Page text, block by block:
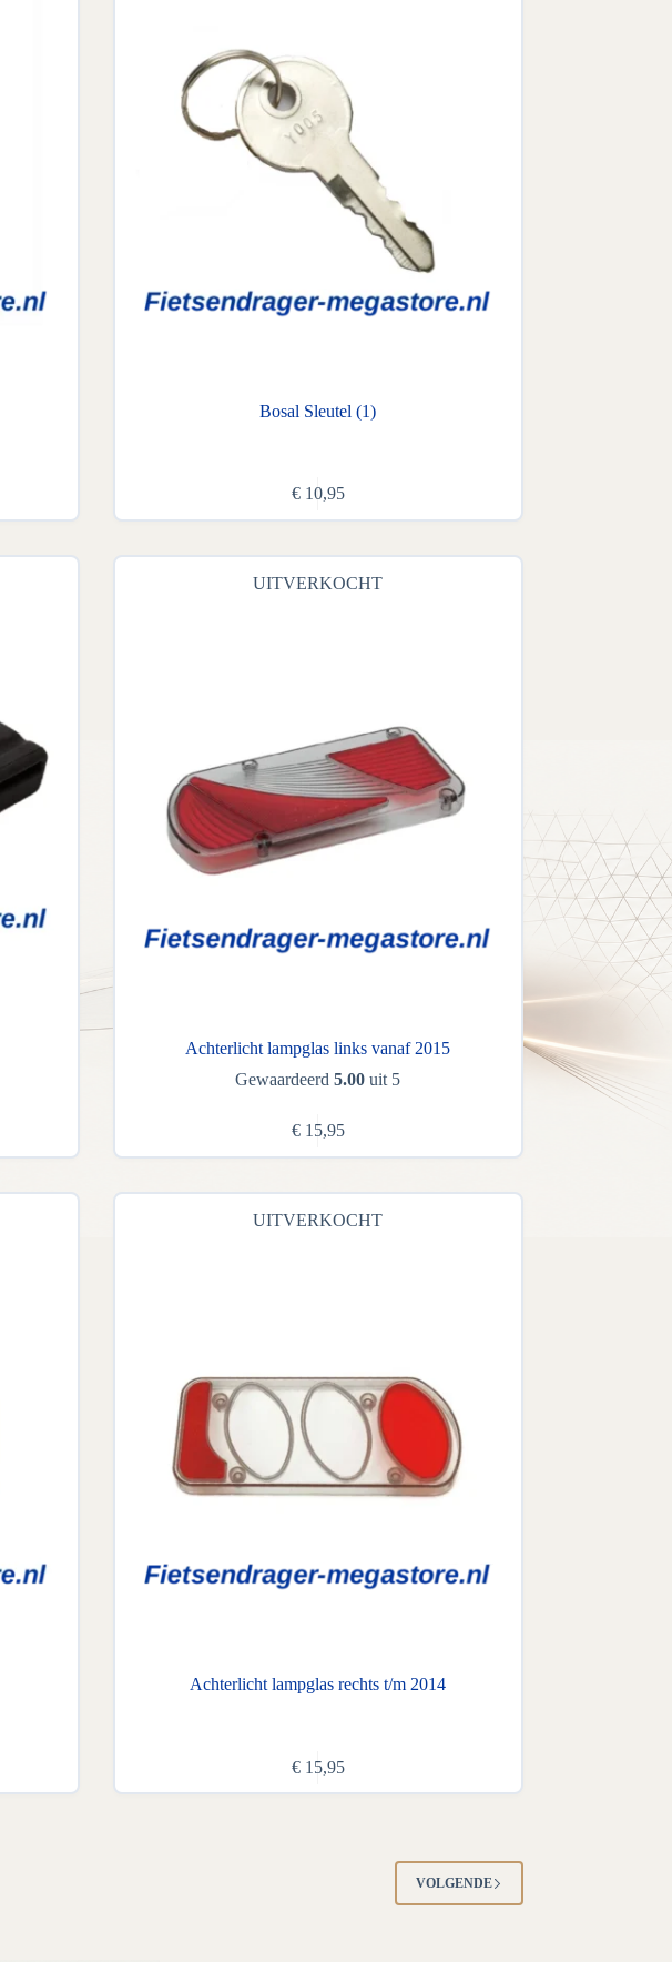
Bosal Sleutel (1)
€10,95
UITVERKOCHT
Achterlicht lampglas links vanaf 2015
Gewaardeerd5.00 uit 5
€15,95
UITVERKOCHT
Achterlicht lampglas rechts t/m 2014
€15,95
VOLGENDE